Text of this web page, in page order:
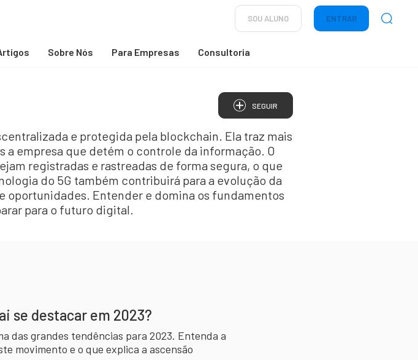
SOU ALUNO ENTRAR
Sobre Nós Para Empresas Consultoria
SEGUIR
e protegida pela blockchain. Ela traz mais
a empresa que detém o controle da informação. O
registradas e rastreadas de forma segura, o que
do 5G também contribuirá para a evolução da
oportunidades. Entender e domina os fundamentos
para o futuro digital.
se destacar em 2023?
das grandes tendências para 2023. Entenda a
movimento e o que explica a ascensão